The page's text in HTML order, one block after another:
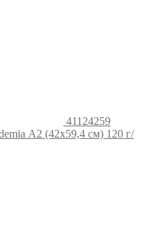
41124259
А2 (42х59,4 см) 120 г/